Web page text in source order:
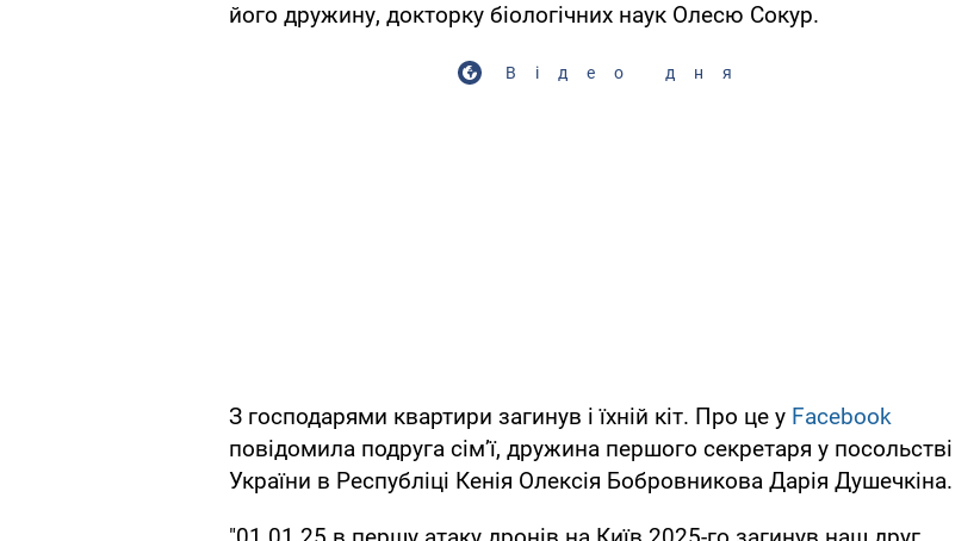
його дружину, докторку біологічних наук Олесю Сокур.
Відео дня
З господарями квартири загинув і їхній кіт. Про це у Facebook
повідомила подруга сім’ї, дружина першого секретаря у посольстві
України в Республіці Кенія Олексія Бобровникова Дарія Душечкіна.